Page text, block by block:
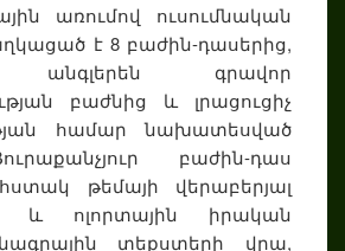
առումով ուսումնական
է 8 բաժին-դասերից,
անգլերեն գրավոր
բաժնից և լրացուցիչ
համար նախատեսված
բաժին-դաս
թեմայի վերաբերյալ
և ոլորտային իրական
տեքստերի վրա,